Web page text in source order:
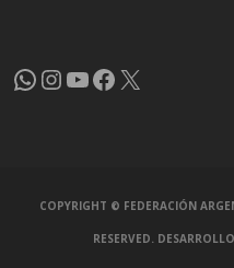
WhatsApp
Instagram
YouTube
Facebook
X
COPYRIGHT © FEDERACIÓN
RESERVED.